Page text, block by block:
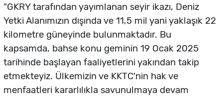
"GKRY tarafından yayımlanan seyir ikazı, Deniz
Yetki Alanımızın dışında ve 11,5 mil yani yaklaşık 22
kilometre güneyinde bulunmaktadır. Bu
kapsamda, bahse konu geminin 19 Ocak 2025
tarihinde başlayan faaliyetlerini yakından takip
etmekteyiz. Ülkemizin ve KKTC'nin hak ve
menfaatleri kararlılıkla savunulmaya devam